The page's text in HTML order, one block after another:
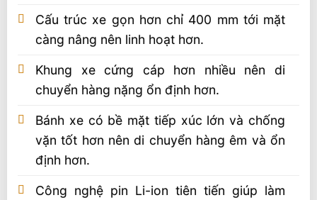
Cấu trúc xe gọn hơn chỉ 400 mm tới mặt
càng nâng nên linh hoạt hơn.
Khung xe cứng cáp hơn nhiều nên di
chuyển hàng nặng ổn định hơn.
Bánh xe có bề mặt tiếp xúc lớn và chống
vặn tốt hơn nên di chuyển hàng êm và ổn
định hơn.
Công nghệ pin Li-ion tiên tiến giúp làm